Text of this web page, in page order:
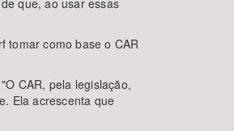
que, ao usar essas
tomar como base o CAR
CAR, pela legislação,
Ela acrescenta que